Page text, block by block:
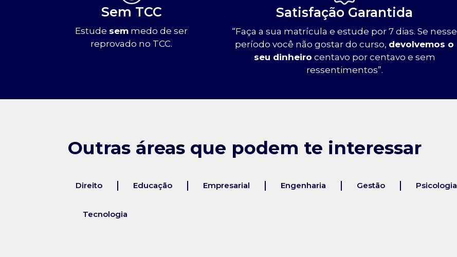
Sem TCC
Estude sem medo de ser
reprovado no TCC.
Satisfação Garantida
“Faça a sua matrícula e estude por 7 dias. Se nesse
período você não gostar do curso, devolvemos o
seu dinheiro centavo por centavo e sem
ressentimentos”.
Outras áreas que podem te interessar
Direito Educação Empresarial Engenharia Gestão Psicologia
Tecnologia